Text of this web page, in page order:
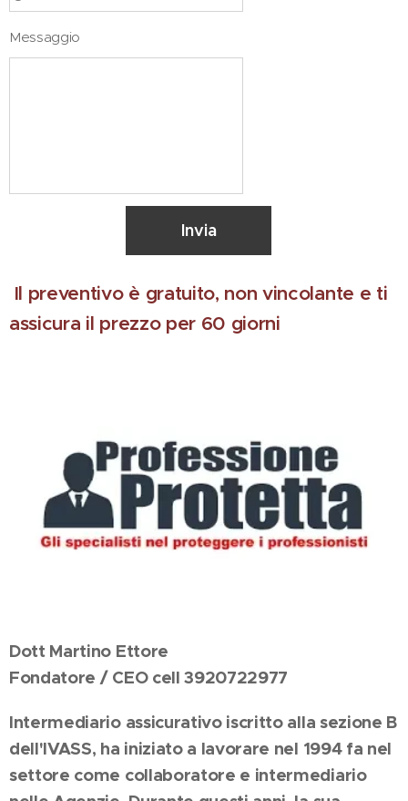
Messaggio
Invia
Il preventivo è gratuito, non vincolante e ti
assicura il prezzo per 60 giorni
Dott Martino Ettore
Fondatore / CEO cell 3920722977
Intermediario assicurativo iscritto alla sezione B
dell'IVASS, ha iniziato a lavorare nel 1994 fa nel
settore come collaboratore e intermediario